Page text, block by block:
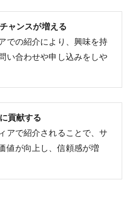
ャンスが増える
での紹介により、興味を持
い合わせや申し込みをしや
貢献する
アで紹介されることで、サ
値が向上し、信頼感が増